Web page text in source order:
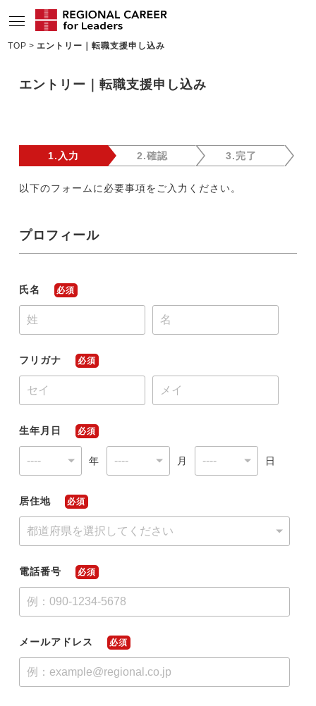
求人情報
企業TOPインタビュー
コンサルタント情報
メディア紹介実績
今すぐ転職をお考えの方
TOP エントリー｜転職支援申し込み
エントリー｜転職支援申し込み
1.入力 2.確認 3.完了
以下のフォームに必要事項をご入力ください。
プロフィール
氏名 必須
フリガナ 必須
生年月日 必須
年 月 日
居住地 必須
電話番号 必須
メールアドレス 必須